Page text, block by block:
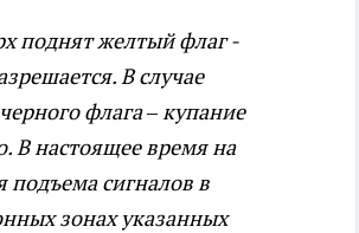
поднят желтый флаг -
В случае
флага – купание
В настоящее время на
подъема сигналов в
зонах указанных